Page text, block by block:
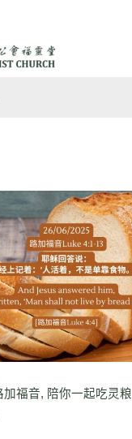
加福音, 陪你一起吃灵粮